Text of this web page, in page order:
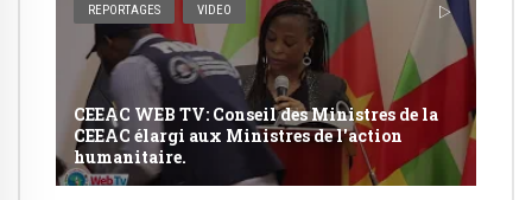
REPORTAGES VIDEO
CEEAC WEB TV: Conseil des Ministres de la
CEEAC élargi aux Ministres de l'action
humanitaire.